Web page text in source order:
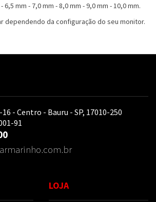
6,5 mm - 7,0 mm - 8,0 mm - 9,0 mm - 10,0 mm.
dependendo da configuração do seu monitor.
- Centro - Bauru - SP, 17010-250
91
LOJA